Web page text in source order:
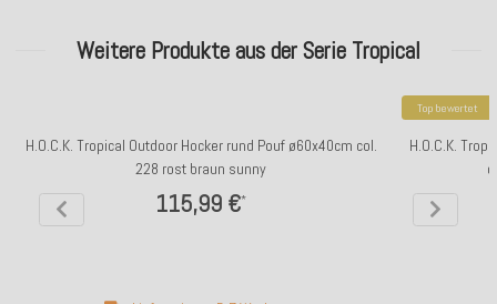
Weitere Produkte aus der Serie Tropical
H.O.C.K. Tropical Outdoor Hocker rund Pouf ø60x40cm col.
228 rost braun sunny
115,99 €*
Top bewertet
H.O.C.K.